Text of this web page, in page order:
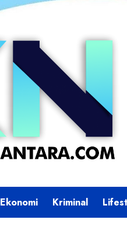
Ekonomi Kriminal